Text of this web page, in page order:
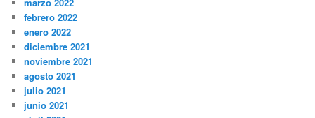
febrero 2022
enero 2022
diciembre 2021
noviembre 2021
agosto 2021
julio 2021
junio 2021